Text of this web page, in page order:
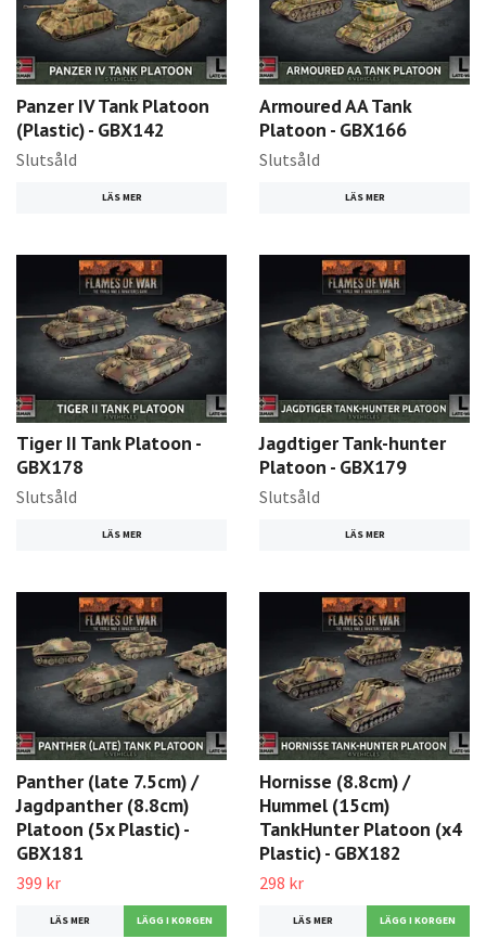
Panzer IV Tank Platoon
(Plastic) - GBX142
Slutsåld
LÄS MER
Armoured AA Tank
Platoon - GBX166
Slutsåld
LÄS MER
Tiger II Tank Platoon -
GBX178
Slutsåld
LÄS MER
Jagdtiger Tank-hunter
Platoon - GBX179
Slutsåld
LÄS MER
Panther (late 7.5cm) /
Jagdpanther (8.8cm)
Platoon (5x Plastic) -
GBX181
399 kr
LÄS MER
Hornisse (8.8cm) /
Hummel (15cm)
TankHunter Platoon (x4
Plastic) - GBX182
298 kr
LÄS MER